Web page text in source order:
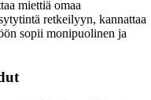
miettiä omaa
retkeilyyn, kannattaa
sopii monipuolinen ja